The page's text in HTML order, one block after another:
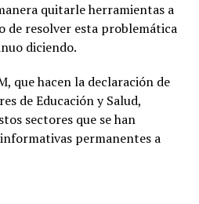
quitarle herramientas a
de resolver esta problemática
diciendo.
que hacen la declaración de
de Educación y Salud,
sectores que se han
permanentes a